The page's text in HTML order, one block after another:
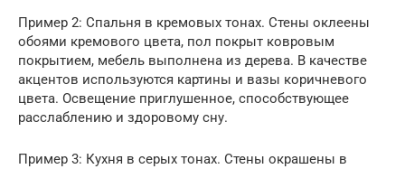
Пример 2: Спальня в кремовых тонах. Стены оклеены
обоями кремового цвета, пол покрыт ковровым
покрытием, мебель выполнена из дерева. В качестве
акцентов используются картины и вазы коричневого
цвета. Освещение приглушенное, способствующее
расслаблению и здоровому сну.
Пример 3: Кухня в серых тонах. Стены окрашены в